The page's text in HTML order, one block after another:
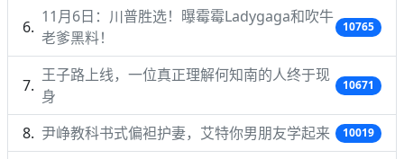
11月6日：川普胜选！曝霉霉Ladygaga和吹牛
老爹黑料！
10765
王子路上线，一位真正理解何知南的人终于现
身
10671
尹峥教科书式偏袒护妻，艾特你男朋友学起来 10019